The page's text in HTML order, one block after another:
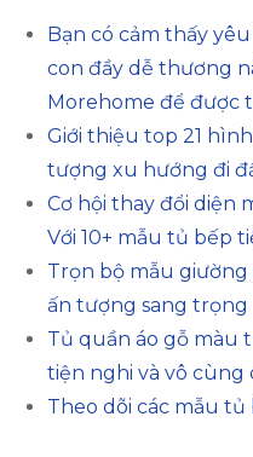
Bạn có cảm thấy
con đầy dễ thương
Morehome để được
Giới thiệu top 21
tượng xu hướng đi
Cơ hội thay đổi diện
Với 10+ mẫu tủ bếp
Trọn bộ mẫu
ấn tượng sang trọng
Tủ quần áo gỗ màu
tiện nghi và vô
Theo dõi các mẫu tủ